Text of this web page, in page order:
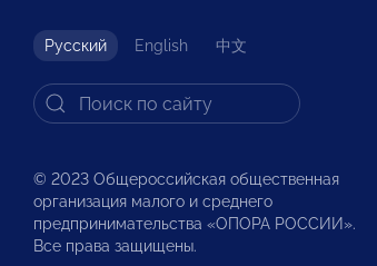
Русский English 中文
© 2023 Общероссийская общественная
организация малого и среднего
предпринимательства «ОПОРА РОССИИ».
Все права защищены.